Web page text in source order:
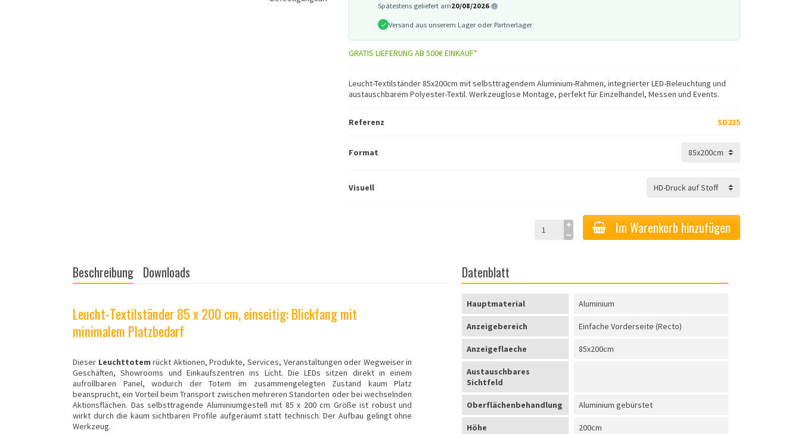
Spätestens geliefert am20/08/2026
Versand aus unserem Lager oder Partnerlager
GRATIS LIEFERUNG AB 500€ EINKAUF*
Leucht-Textilständer 85x200cm mit selbsttragendem Aluminium-Rahmen, integrierter LED-Beleuchtung und
austauschbarem Polyester-Textil. Werkzeuglose Montage, perfekt für Einzelhandel, Messen und Events.
Referenz SD235
Format
Visuell
Im Warenkorb hinzufügen
Beschreibung Downloads
Leucht-Textilständer 85 x 200 cm, einseitig: Blickfang mit
minimalem Platzbedarf
Dieser Leuchttotem rückt Aktionen, Produkte, Services, Veranstaltungen oder Wegweiser in
Geschäften, Showrooms und Einkaufszentren ins Licht. Die LEDs sitzen direkt in einem
aufrollbaren Panel, wodurch der Totem im zusammengelegten Zustand kaum Platz
beansprucht, ein Vorteil beim Transport zwischen mehreren Standorten oder bei wechselnden
Aktionsflächen. Das selbsttragende Aluminiumgestell mit 85 x 200 cm Größe ist robust und
wirkt durch die kaum sichtbaren Profile aufgeräumt statt technisch. Der Aufbau gelingt ohne
Werkzeug.
Datenblatt
Hauptmaterial Aluminium
Anzeigebereich Einfache Vorderseite (Recto)
Anzeigeflaeche 85x200cm
Austauschbares
Sichtfeld
Oberflächenbehandlung Aluminium gebürstet
Höhe 200cm